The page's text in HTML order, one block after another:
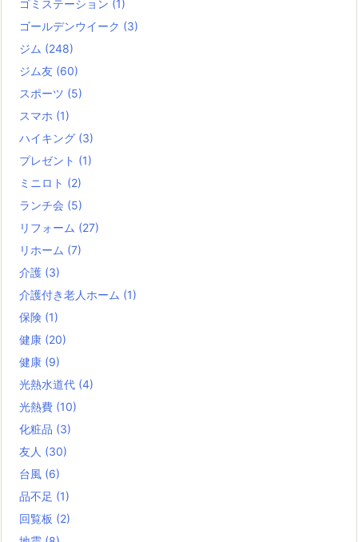
ゴミステーション (1)
ゴールデンウイーク (3)
ジム (248)
ジム友 (60)
スポーツ (5)
スマホ (1)
ハイキング (3)
プレゼント (1)
ミニロト (2)
ランチ会 (5)
リフォーム (27)
リホーム (7)
介護 (3)
介護付き老人ホーム (1)
保険 (1)
健康 (20)
健康 (9)
光熱水道代 (4)
光熱費 (10)
化粧品 (3)
友人 (30)
台風 (6)
品不足 (1)
回覧板 (2)